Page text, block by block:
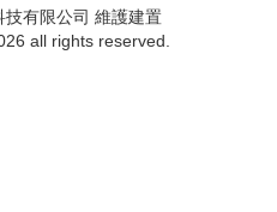
有限公司 維護建置
all rights reserved.